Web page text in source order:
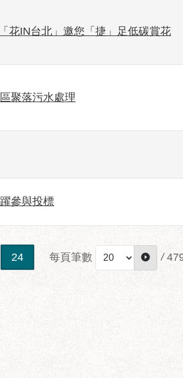
花IN台北」邀您「捷」足低碳賞花
聚落污水處理
參與投標
24 每頁筆數 /